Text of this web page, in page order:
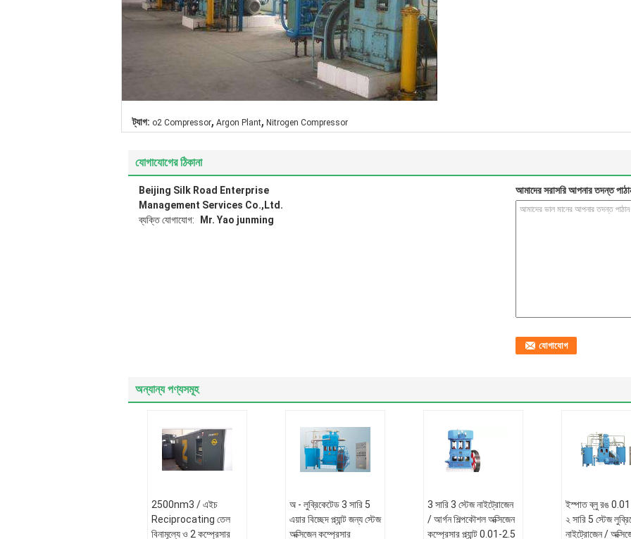
ট্যাগ: o2 Compressor, Argon Plant, Nitrogen Compressor
যোগাযোগের ঠিকানা
Beijing Silk Road Enterprise
Management Services Co.,Ltd.
ব্যক্তি যোগাযোগ:
Mr. Yao junming
আমাদের সরাসরি আপনার তদন্ত
অন্যান্য পণ্যসমূহ
2500nm3 / এইচ
Reciprocating তেল
বিনামূল্যে ও 2 কম্প্রেসার
অ - লুব্রিকেটেড 3 সারি 5
এয়ার বিচ্ছেদ প্ল্যান্ট জন্য স্টেজ
অক্সিজেন কম্প্রেসার
3 সারি 3 স্টেজ নাইট্রোজেন
/ আর্গন শিল্পকৌশল অক্সিজেন
কম্প্রেসার প্ল্যান্ট 0.01-2.5
ইস্পাত ব্লু রঙ
২ সারি 5 স্টেজ
নাইট্রোজেন /